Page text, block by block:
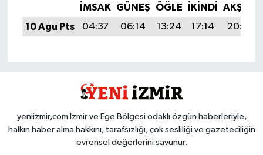
İMSAK GÜNEŞ ÖĞLE İKINDI
AKŞAM
10 Ağu Pts
04:37 06:14 13:24 17:14 20:25
yeniizmir,com İzmir ve Ege Bölgesi odaklı özgün haberleriyle,
halkın haber alma hakkını, tarafsızlığı, çok sesliliği ve gazeteciliğin
evrensel değerlerini savunur.